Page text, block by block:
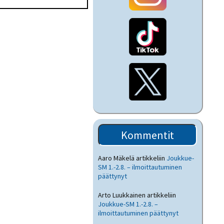
Kommentit
Aaro Mäkelä artikkeliin Joukkue-
SM 1.-2.8. – ilmoittautuminen
päättynyt
Arto Luukkainen artikkeliin
Joukkue-SM 1.-2.8. –
ilmoittautuminen päättynyt